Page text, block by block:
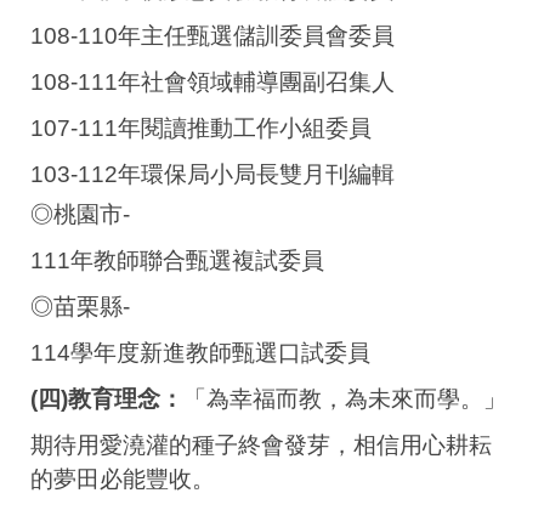
108-110年主任甄選儲訓委員會委員
108-111年社會領域輔導團副召集人
107-111年閱讀推動工作小組委員
103-112年環保局小局長雙月刊編輯
◎桃園市-
111年教師聯合甄選複試委員
◎苗栗縣-
114學年度新進教師甄選口試委員
(四)教育理念：
「為幸福而教，為未來而學。」
期待用愛澆灌的種子終會發芽，相信用心耕耘
的夢田必能豐收。